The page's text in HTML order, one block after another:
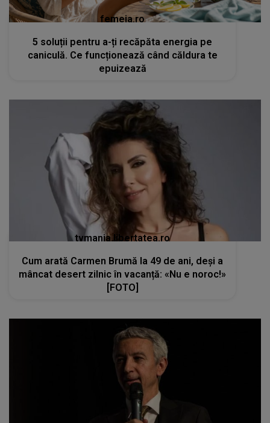
femeia.ro
5 soluții pentru a-ți recăpăta energia pe
caniculă. Ce funcționează când căldura te
epuizează
tvmania.libertatea.ro
Cum arată Carmen Brumă la 49 de ani, deși a
mâncat desert zilnic în vacanță: «Nu e noroc!»
[FOTO]